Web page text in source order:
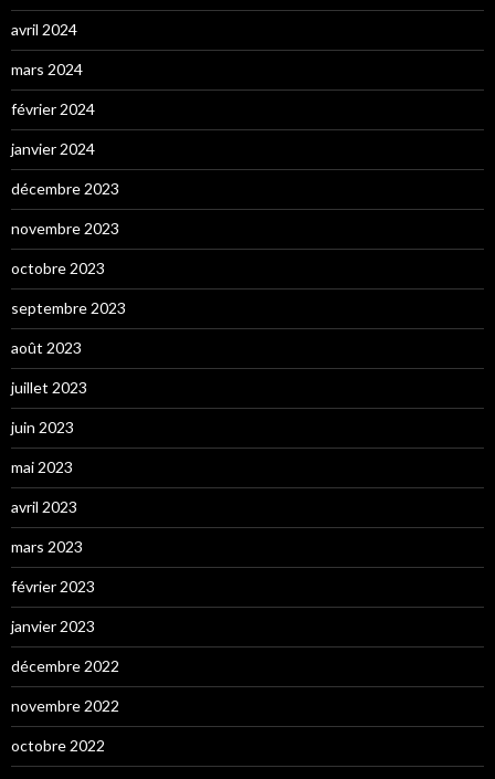
avril 2024
mars 2024
février 2024
janvier 2024
décembre 2023
novembre 2023
octobre 2023
septembre 2023
août 2023
juillet 2023
juin 2023
mai 2023
avril 2023
mars 2023
février 2023
janvier 2023
décembre 2022
novembre 2022
octobre 2022